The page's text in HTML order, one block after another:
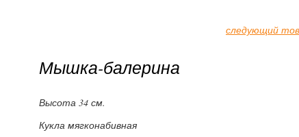
следующий
Мышка-балерина
Высота 34 см.
Кукла мягконабивная